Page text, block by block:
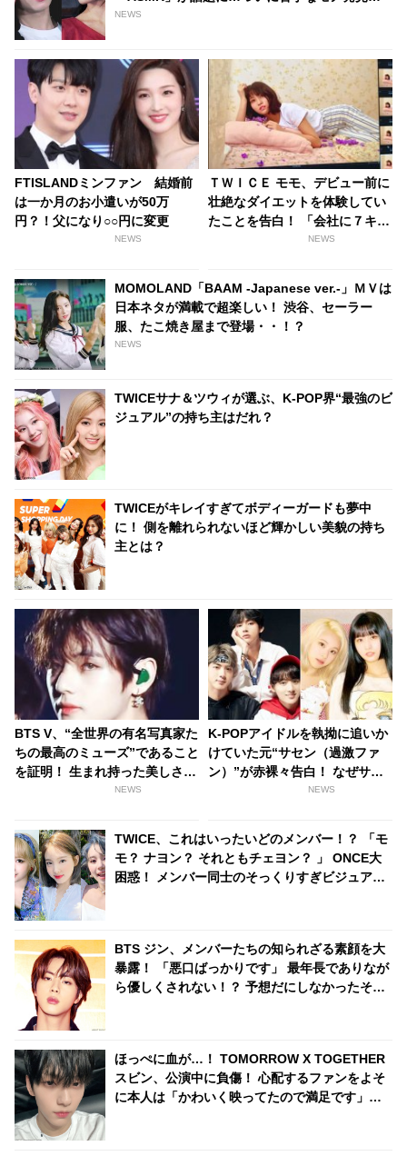
[動画あり]
NEWS
FTISLANDミンファン 結婚前
は一か月のお小遣いが50万
円？！父になり○○円に変更
NEWS
ＴＷＩＣＥ モモ、デビュー前に
壮絶なダイエットを体験してい
たことを告白！ 「会社に７キロ
やせろって言われて・・」
NEWS
MOMOLAND「BAAM -Japanese ver.-」ＭＶは
日本ネタが満載で超楽しい！ 渋谷、セーラー
服、たこ焼き屋まで登場・・！？
NEWS
TWICEサナ＆ツウィが選ぶ、K-POP界“最強のビ
ジュアル”の持ち主はだれ？
TWICEがキレイすぎてボディーガードも夢中
に！ 側を離れられないほど輝かしい美貌の持ち
主とは？
BTS V、“全世界の有名写真家た
ちの最高のミューズ”であること
を証明！ 生まれ持った美しさが
生んだ逸話と称賛の声に驚愕
ズになれない」
NEWS
K-POPアイドルを執拗に追いか
けていた元“サセン（過激ファ
ン）”が赤裸々告白！ なぜサセ
ンになったのか、なぜサセンを
NEWS
TWICE、これはいったいどのメンバー！？ 「モ
モ？ ナヨン？ それともチェヨン？ 」 ONCE大
困惑！ メンバー同士のそっくりすぎビジュアル
BTS ジン、メンバーたちの知られざる素顔を大
暴露！ 「悪口ばっかりです」 最年長でありなが
ら優しくされない！？ 予想だにしなかったその
ほっぺに血が…！ TOMORROW X TOGETHER
スビン、公演中に負傷！ 心配するファンをよそ
に本人は「かわいく映ってたので満足です」と